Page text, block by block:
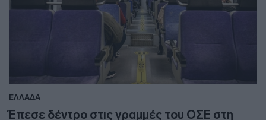
ΕΛΛΑΔΑ
Έπεσε δέντρο στις γραμμές του ΟΣΕ στη